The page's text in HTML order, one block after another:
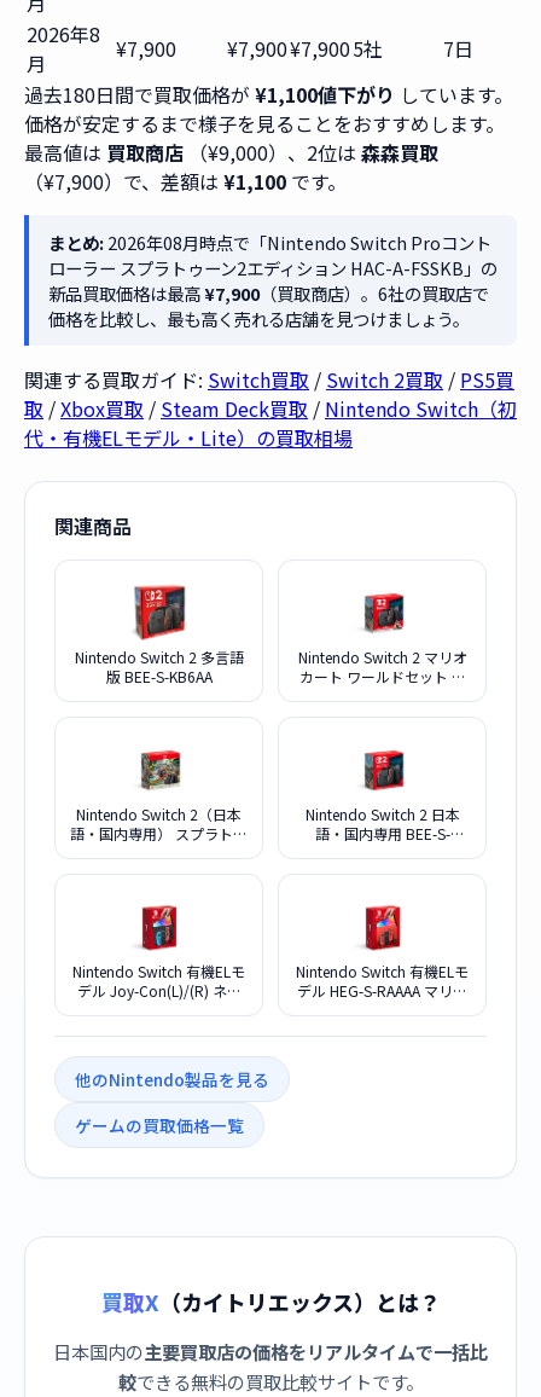
2026年8
月
¥7,900 ¥7,900¥7,9005社
7日
過去180日間で買取価格が ¥1,100値下がり しています。
価格が安定するまで様子を見ることをおすすめします。
最高値は 買取商店 （¥9,000）、2位は 森森買取
（¥7,900）で、差額は ¥1,100 です。
まとめ:2026年08月時点で「Nintendo Switch Proコント
ローラー スプラトゥーン2エディション HAC-A-FSSKB」の
新品買取価格は最高¥7,900（買取商店）。6社の買取店で
価格を比較し、最も高く売れる店舗を見つけましょう。
関連する買取ガイド: Switch買取 / Switch 2買取 / PS5買
取 /Xbox買取 / Steam Deck買取 / Nintendo Switch（初
代・有機ELモデル・Lite）の買取相場
関連商品
Nintendo Switch 2 多言語
版 BEE-S-KB6AA
Nintendo Switch 2 マリオ
カート ワールドセット 日
KB6PA
Nintendo Switch 2（日本
語・国内専用） スプラトゥ
BEE-S-KB6PE
Nintendo Switch 2 日本
語・国内専用 BEE-S-
Nintendo Switch 有機ELモ
デル Joy-Con(L)/(R) ネオ
Nintendo Switch 有機ELモ
デル HEG-S-RAAAA マリオ
他のNintendo製品を見る
ゲームの買取価格一覧
買取X （カイトリエックス）とは？
日本国内の主要買取店の価格をリアルタイムで一括比
較できる無料の買取比較サイトです。